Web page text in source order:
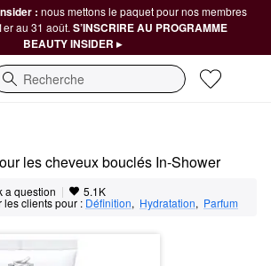
: nous mettons le paquet pour nos membres
au 31 août. S’INSCRIRE AU PROGRAMME
BEAUTY INSIDER ▸
les cheveux bouclés In-Shower
a question | 5.1K
les clients pour : Définition, Hydratation, Parfum